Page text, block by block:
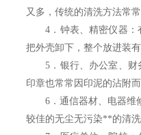
又多，传统的清洗方法常
4．钟表、精密仪器：有
把外壳卸下，整个放进装
5．银行、办公室、财务
印章也常常因印泥的沾附
6．通信器材、电器维修
较佳的无尘无污染**的清